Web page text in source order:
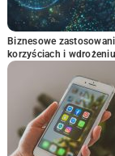
Biznesowe
korzyściach i wdrożeniu